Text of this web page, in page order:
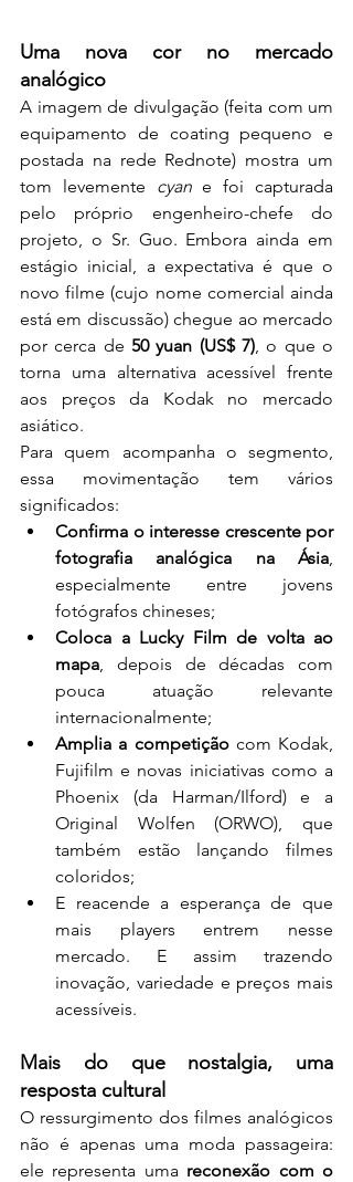
Uma nova cor no mercado
analógico
A imagem de divulgação (feita com um
equipamento de coating pequeno e
postada na rede Rednote) mostra um
tom levemente cyan e foi capturada
pelo próprio engenheiro-chefe do
projeto, o Sr. Guo. Embora ainda em
estágio inicial, a expectativa é que o
novo filme (cujo nome comercial ainda
está em discussão) chegue ao mercado
por cerca de 50 yuan (US$ 7), o que o
torna uma alternativa acessível frente
aos preços da Kodak no mercado
asiático.
Para quem acompanha o segmento,
essa movimentação tem vários
significados:
Confirma o interesse crescente por
fotografia analógica na Ásia,
especialmente entre jovens
fotógrafos chineses;
Coloca a Lucky Film de volta ao
mapa, depois de décadas com
pouca atuação relevante
internacionalmente;
Amplia a competição com Kodak,
Fujifilm e novas iniciativas como a
Phoenix (da Harman/Ilford) e a
Original Wolfen (ORWO), que
também estão lançando filmes
coloridos;
E reacende a esperança de que
mais players entrem nesse
mercado. E assim trazendo
inovação, variedade e preços mais
acessíveis.
Mais do que nostalgia, uma
resposta cultural
O ressurgimento dos filmes analógicos
não é apenas uma moda passageira:
ele representa uma reconexão com o